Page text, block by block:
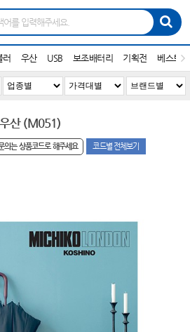
러 우산 USB 보조배터리 기획전 베스트
산 (M051)
의는 상품코드로 해주세요 코드별 전체보기